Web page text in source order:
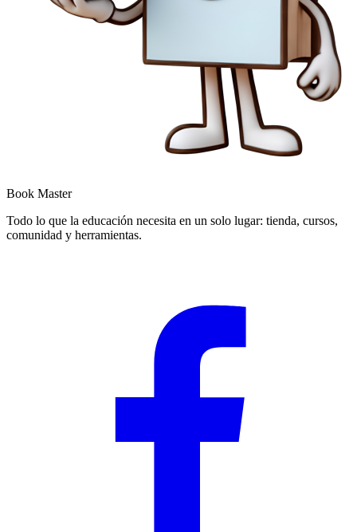
Book Master
Todo lo que la educación necesita en un solo lugar: tienda, cursos,
comunidad y herramientas.